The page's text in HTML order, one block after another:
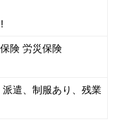
険 労災保険
遣、制服あり、残業